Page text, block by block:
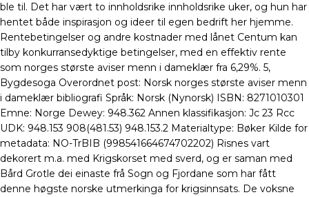
ble til. Det har vært to innholdsrike innholdsrike uker, og hun har
hentet både inspirasjon og ideer til egen bedrift her hjemme.
Rentebetingelser og andre kostnader med lånet Centum kan
tilby konkurransedyktige betingelser, med en effektiv rente
som norges største aviser menn i dameklær fra 6,29%. 5,
Bygdesoga Overordnet post: Norsk norges største aviser menn
i dameklær bibliografi Språk: Norsk (Nynorsk) ISBN: 8271010301
Emne: Norge Dewey: 948.362 Annen klassifikasjon: Jc 23 Rcc
UDK: 948.153 908(481.53) 948.153.2 Materialtype: Bøker Kilde for
metadata: NO-TrBIB (998541664674702202) Risnes vart
dekorert m.a. med Krigskorset med sverd, og er saman med
Bård Grotle dei einaste frå Sogn og Fjordane som har fått
denne høgste norske utmerkinga for krigsinnsats. De voksne